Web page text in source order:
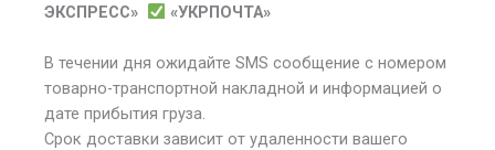
ЭКСПРЕСС»
«УКРПОЧТА»
В течении дня ожидайте SMS сообщение с номером
товарно-транспортной накладной и информацией о
дате прибытия груза.
Срок доставки зависит от удаленности вашего